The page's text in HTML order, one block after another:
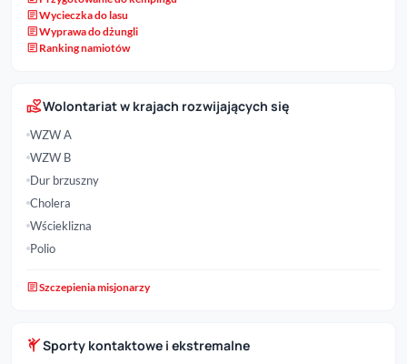
articleWycieczka do lasu
articleWyprawa do dżungli
article Ranking namiotów
volunteer_activismWolontariat w krajach rozwijających się
WZW A
WZW B
Dur brzuszny
Cholera
Wścieklizna
Polio
articleSzczepienia misjonarzy
sports_martial_artsSporty kontaktowe i ekstremalne